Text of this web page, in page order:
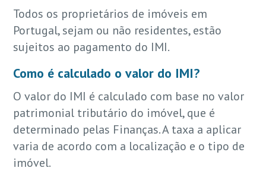
Todos os proprietários de imóveis em
Portugal, sejam ou não residentes, estão
sujeitos ao pagamento do IMI.
Como é calculado o valor do IMI?
O valor do IMI é calculado com base no valor
patrimonial tributário do imóvel, que é
determinado pelas Finanças. A taxa a aplicar
varia de acordo com a localização e o tipo de
imóvel.